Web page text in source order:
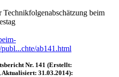
beim
publ...chte/ab141.html
Nr. 141 (Erstellt:
Aktualisiert: 31.03.2014):